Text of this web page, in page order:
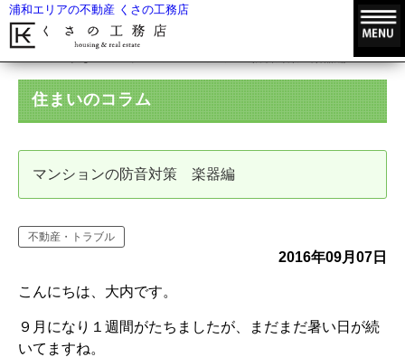
浦和エリアの不動産 くさの工務店
住まいのコラム
マンションの防音対策 楽器編
不動産・トラブル
2016年09月07日
こんにちは、大内です。
９月になり１週間がたちましたが、まだまだ暑い日が続
いてますね。